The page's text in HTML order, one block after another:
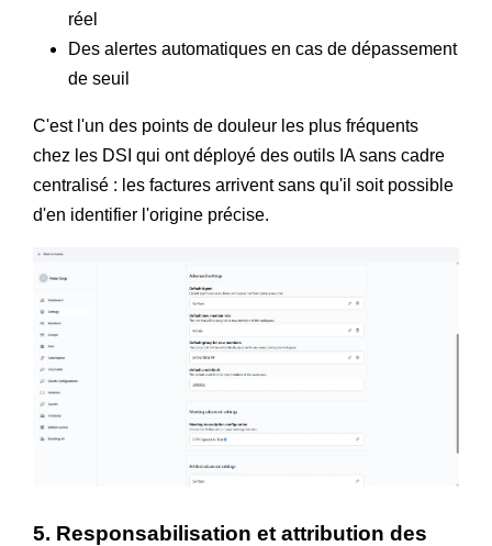
réel
Des alertes automatiques en cas de dépassement
de seuil
C'est l'un des points de douleur les plus fréquents
chez les DSI qui ont déployé des outils IA sans cadre
centralisé : les factures arrivent sans qu'il soit possible
d'en identifier l'origine précise.
5. Responsabilisation et attribution des